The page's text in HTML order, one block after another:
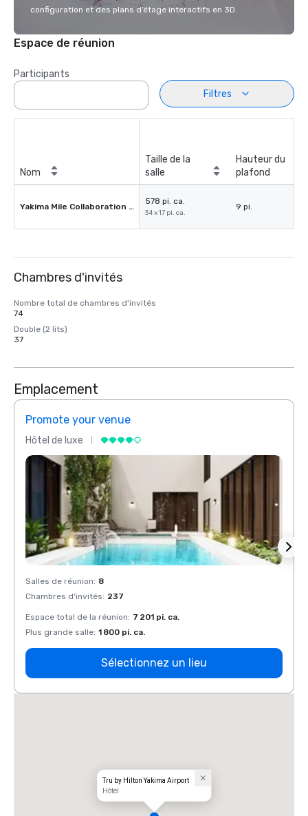
configuration et des plans d’étage interactifs en 3D.
Espace de réunion
Participants
Filtres
Nom
Taille de la
salle
Hauteur du
plafond
Yakima Mile Collaboration Room
578 pi. ca.
34 x 17 pi. ca.
9 pi.
Chambres d'invités
Nombre total de chambres d'invités
74
Double (2 lits)
37
Emplacement
Promote your venue
Hôtel de luxe
Salles de réunion: 8
Chambres d'invités: 237
Espace total de la réunion: 7 201 pi. ca.
Plus grande salle: 1 800 pi. ca.
Sélectionnez un lieu
Tru by Hilton Yakima Airport
Hôtel